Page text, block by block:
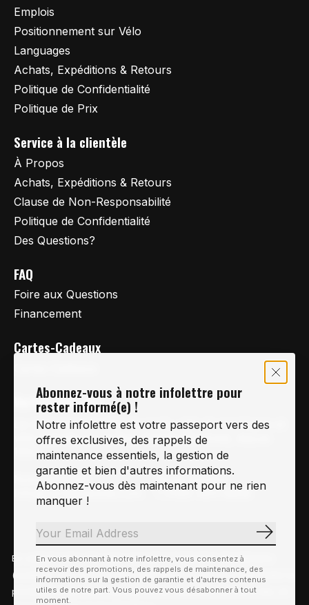
Emplois
Positionnement sur Vélo
Languages
Achats, Expéditions & Retours
Politique de Confidentialité
Politique de Prix
Service à la clientèle
À Propos
Achats, Expéditions & Retours
Clause de Non-Responsabilité
Politique de Confidentialité
Des Questions?
FAQ
Foire aux Questions
Financement
Cartes-Cadeaux
Vertige Vélo Ski
La référence en vélo de route, vélo de montagne et
vélo hybride sur la Rive-Sud de Montréal, depuis
1997.
Notre courriel
Info@vertigeveloski.com
Nous Joindre
1 (450) 464-8808
© Copyright 2026 Vertige Vélo SkiFil RSS
Abonnez-vous à notre infolettre pour
rester informé(e) !
Notre infolettre est votre passeport vers des
offres exclusives, des rappels de
maintenance essentiels, la gestion de
garantie et bien d'autres informations.
Abonnez-vous dès maintenant pour ne rien
manquer !
En vous abonnant à notre infolettre, vous consentez à
recevoir des promotions, des rappels de maintenance, des
informations sur la gestion de garantie et d'autres contenus
utiles de notre part. Vous pouvez vous désabonner à tout
moment.
En visitant notre site, vous acceptez l'utilisation des témoins
(cookies). Ces derniers nous permettent de mieux comprendre la
provenance de notre clientèle et son utilisation de notre site, en